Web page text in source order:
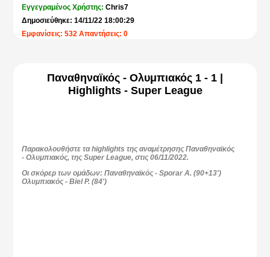
Εγγεγραμένος Χρήστης:Chris7
Δημοσιεύθηκε: 14/11/22 18:00:29
Εμφανίσεις: 532 Απαντήσεις: 0
Παναθηναϊκός - Ολυμπιακός 1 - 1 |
Highlights - Super League
Παρακολουθήστε τα highlights της αναμέτρησης Παναθηναϊκός
- Ολυμπιακός, της Super League, στις 06/11/2022.
Οι σκόρερ των ομάδων: Παναθηναϊκός - Sporar A. (90+13')
Ολυμπιακός - Biel P. (84')